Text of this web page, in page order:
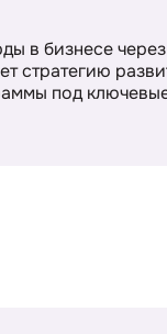
в бизнесе
стратегию
под